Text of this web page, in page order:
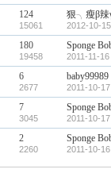
124
15061
狠╮瘦β辣
2012-10-
180
19458
Sponge
2011-11-
6
2677
baby99989
2011-10-
7
3045
Sponge
2011-10-
2
2260
Sponge
2011-10-